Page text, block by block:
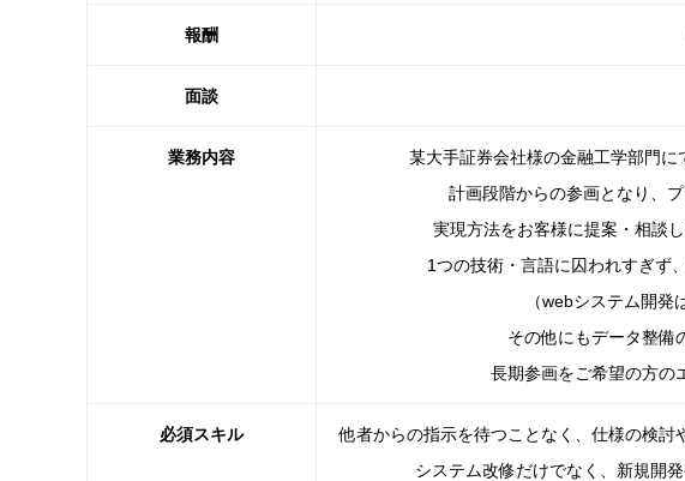
報酬
面談
業務内容
某大手証券会社様の金融工学部門に
計画段階からの参画となり、
実現方法をお客様に提案・相談
1つの技術・言語に囚われすぎず
（webシステム開発
その他にもデータ整備
長期参画をご希望の方の
必須スキル
他者からの指示を待つことなく、仕様の検
システム改修だけでなく、新規開